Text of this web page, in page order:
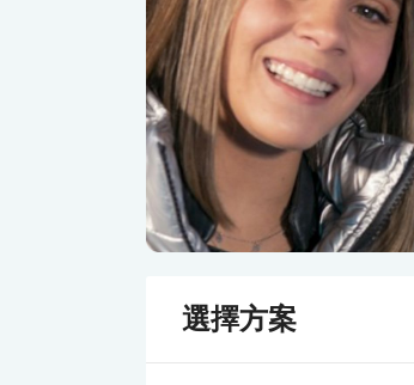
選擇方案